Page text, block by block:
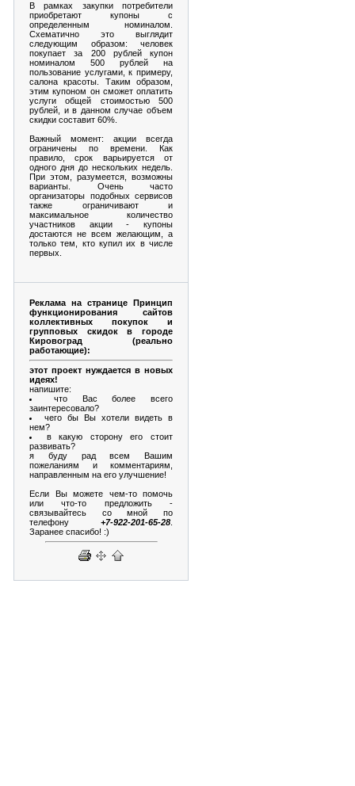
В рамках закупки потребители
приобретают купоны с
определенным номиналом.
Схематично это выглядит
следующим образом: человек
покупает за 200 рублей купон
номиналом 500 рублей на
пользование услугами, к примеру,
салона красоты. Таким образом,
этим купоном он сможет оплатить
услуги общей стоимостью 500
рублей, и в данном случае объем
скидки составит 60%.
Важный момент: акции всегда
ограничены по времени. Как
правило, срок варьируется от
одного дня до нескольких недель.
При этом, разумеется, возможны
варианты. Очень часто
организаторы подобных сервисов
также ограничивают и
максимальное количество
участников акции - купоны
достаются не всем желающим, а
только тем, кто купил их в числе
первых.
Реклама на странице Принцип
функционирования сайтов
коллективных покупок и
групповых скидок в городе
Кировоград (реально
работающие):
этот проект нуждается в новых
идеях!
напишите:
что Вас более всего
заинтересовало?
чего бы Вы хотели видеть в
нем?
в какую сторону его стоит
развивать?
я буду рад всем Вашим
пожеланиям и комментариям,
направленным на его улучшение!
Если Вы можете чем-то помочь
или что-то предложить -
связывайтесь со мной по
телефону +7-922-201-65-28
Заранее спасибо! :)